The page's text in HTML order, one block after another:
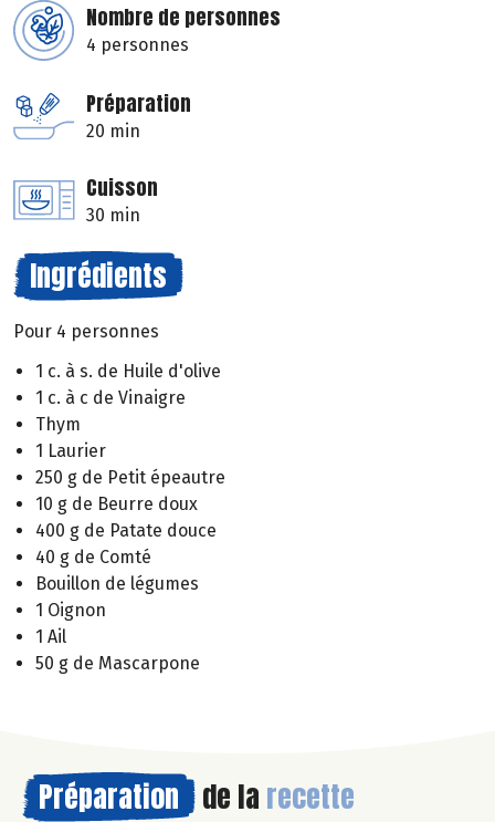
Nombre de personnes
4 personnes
Préparation
20 min
Cuisson
30 min
Ingrédients
Pour 4 personnes
1 c. à s. de Huile d'olive
1 c. à c de Vinaigre
Thym
1 Laurier
250 g de Petit épeautre
10 g de Beurre doux
400 g de Patate douce
40 g de Comté
Bouillon de légumes
1 Oignon
1 Ail
50 g de Mascarpone
Préparation de la recette